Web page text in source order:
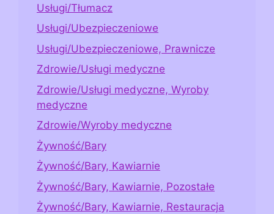
Usługi/Tłumacz
Usługi/Ubezpieczeniowe
Usługi/Ubezpieczeniowe, Prawnicze
Zdrowie/Usługi medyczne
Zdrowie/Usługi medyczne, Wyroby
medyczne
Zdrowie/Wyroby medyczne
Żywność/Bary
Żywność/Bary, Kawiarnie
Żywność/Bary, Kawiarnie, Pozostałe
Żywność/Bary, Kawiarnie, Restauracja